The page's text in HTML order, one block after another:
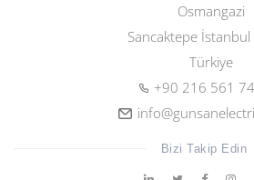
Osmangazi
Sancaktepe
Türkiye
+90 216 561
Bizi Takip Edin